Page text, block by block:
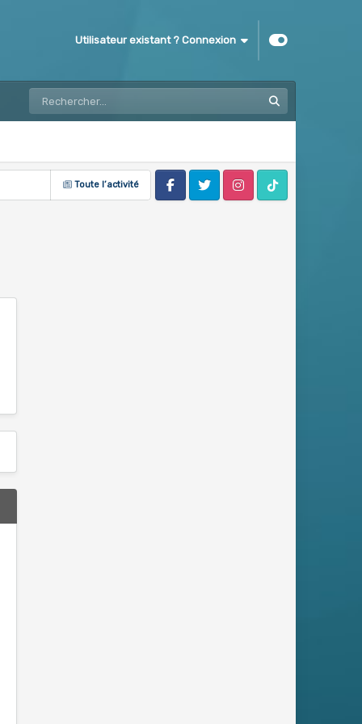
Utilisateur existant ? Connexion
Toute l’activité
FacebookTwitter InstagramTik Tok